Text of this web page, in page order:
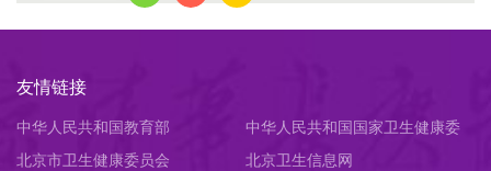
友情链接
中华人民共和国教育部
中华人民共和国国家卫生健康委
员会
北京市卫生健康委员会
北京卫生信息网